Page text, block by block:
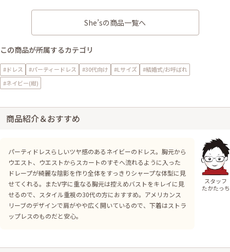
She’sの商品一覧へ
この商品が所属するカテゴリ
#ドレス #パーティードレス #30代向け #Lサイズ
#結婚式/お呼ばれ
#ネイビー(紺)
商品紹介＆おすすめ
パーティドレスらしいツヤ感のあるネイビーのドレス。胸元から
ウエスト、ウエストからスカートのすそへ流れるように入った
ドレープが綺麗な陰影を作り全体をすっきりシャープな体型に見
せてくれる。またV字に重なる胸元は控えめバストをキレイに見
せるので、スタイル重視の30代の方におすすめ。アメリカンス
リーブのデザインで肩がやや広く開いているので、下着はストラ
ップレスのものだと安心。
スタッフ
たかたっち